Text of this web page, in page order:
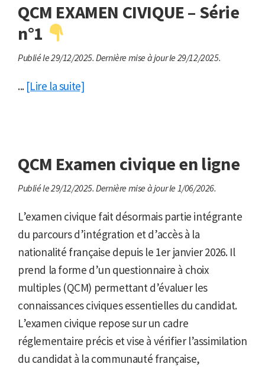
QCM EXAMEN CIVIQUE – Série
n°1
Publié le 29/12/2025. Dernière mise à jour le 29/12/2025.
... [Lire la suite]
QCM Examen civique en ligne
Publié le 29/12/2025. Dernière mise à jour le 1/06/2026.
L’examen civique fait désormais partie intégrante
du parcours d’intégration et d’accès à la
nationalité française depuis le 1er janvier 2026. Il
prend la forme d’un questionnaire à choix
multiples (QCM) permettant d’évaluer les
connaissances civiques essentielles du candidat.
L’examen civique repose sur un cadre
réglementaire précis et vise à vérifier l’assimilation
du candidat à la communauté française,